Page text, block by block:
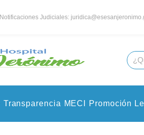
Notificaciones Judiciales:
Transparencia MECI Promoción